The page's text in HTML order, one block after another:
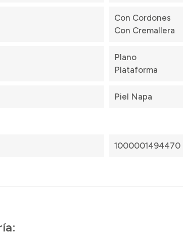
Con Cordones
Con Cremallera
Plano
Plataforma
Piel Napa
1000001494470